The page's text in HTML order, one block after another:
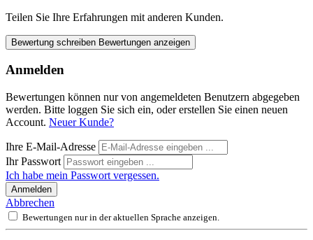
Teilen Sie Ihre Erfahrungen mit anderen Kunden.
Bewertung schreiben Bewertungen anzeigen
Anmelden
Bewertungen können nur von angemeldeten Benutzern abgegeben
werden. Bitte loggen Sie sich ein, oder erstellen Sie einen neuen
Account. Neuer Kunde?
Ihre E-Mail-Adresse
Ihr Passwort
Ich habe mein Passwort vergessen.
Anmelden
Abbrechen
Bewertungen nur in der aktuellen Sprache anzeigen.